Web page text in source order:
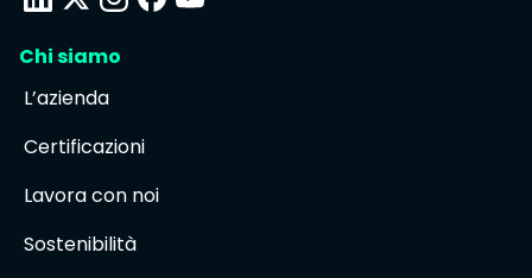
Chi siamo
L’azienda
Certificazioni
Lavora con noi
Sostenibilità